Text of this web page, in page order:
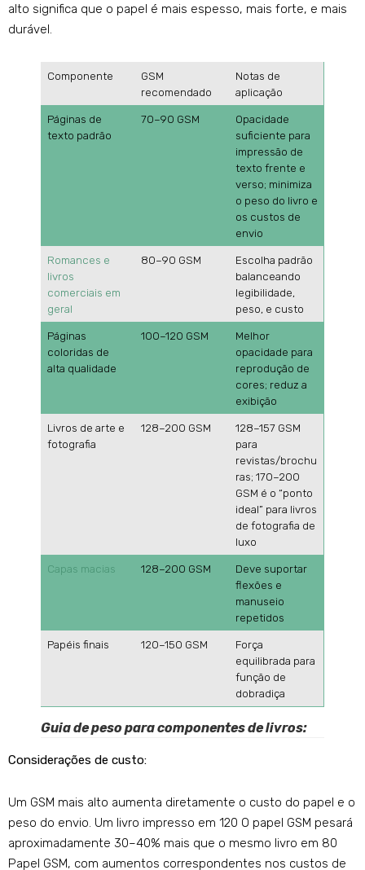
alto significa que o papel é mais espesso, mais forte, e mais
durável.
Componente
GSM
recomendado
Notas de
aplicação
Páginas de
texto padrão
70–90 GSM
Opacidade
suficiente para
impressão de
texto frente e
verso; minimiza
o peso do livro e
os custos de
envio
Romances e
livros
comerciais em
geral
80–90 GSM
Escolha padrão
balanceando
legibilidade,
peso, e custo
Páginas
coloridas de
alta qualidade
100–120 GSM
Melhor
opacidade para
reprodução de
cores; reduz a
exibição
Livros de arte e
fotografia
128–200 GSM
128–157 GSM
para
revistas/brochu
ras; 170–200
GSM é o “ponto
ideal” para livros
de fotografia de
luxo
Capas macias 128–200 GSM
Deve suportar
flexões e
manuseio
repetidos
Papéis finais 120–150 GSM
Força
equilibrada para
função de
dobradiça
Guia de peso para componentes de livros:
Considerações de custo:
Um GSM mais alto aumenta diretamente o custo do papel e o
peso do envio. Um livro impresso em 120 O papel GSM pesará
aproximadamente 30–40% mais que o mesmo livro em 80
Papel GSM, com aumentos correspondentes nos custos de